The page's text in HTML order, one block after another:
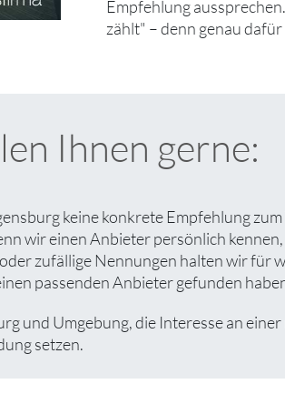
Empfehlung
zählt" – denn genau
Ihnen gerne:
keine konkrete Empfehlung
wir einen Anbieter persönlich
zufällige Nennungen halten wir für
passenden Anbieter gefunden
und Umgebung, die Interesse an
setzen.